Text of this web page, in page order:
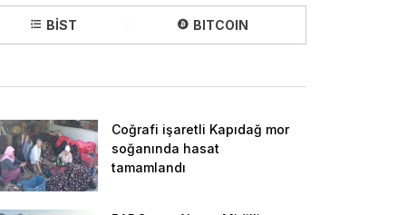
BİST BITCOIN
Coğrafi işaretli Kapıdağ mor
soğanında hasat
tamamlandı